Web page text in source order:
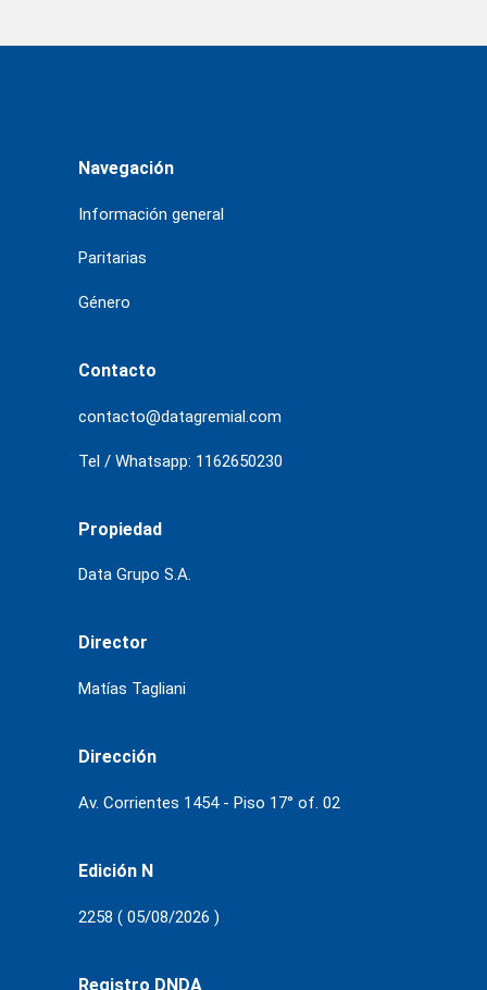
Navegación
Información general
Paritarias
Género
Contacto
contacto@datagremial.com
Tel / Whatsapp: 1162650230
Propiedad
Data Grupo S.A.
Director
Matías Tagliani
Dirección
Av. Corrientes 1454 - Piso 17° of. 02
Edición N
2258 ( 05/08/2026 )
Registro DNDA